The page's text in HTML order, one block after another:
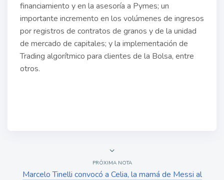
financiamiento y en la asesoría a Pymes; un
importante incremento en los volúmenes de ingresos
por registros de contratos de granos y de la unidad
de mercado de capitales; y la implementación de
Trading algorítmico para clientes de la Bolsa, entre
otros.
PRÓXIMA NOTA
Marcelo Tinelli convocó a Celia, la mamá de Messi al